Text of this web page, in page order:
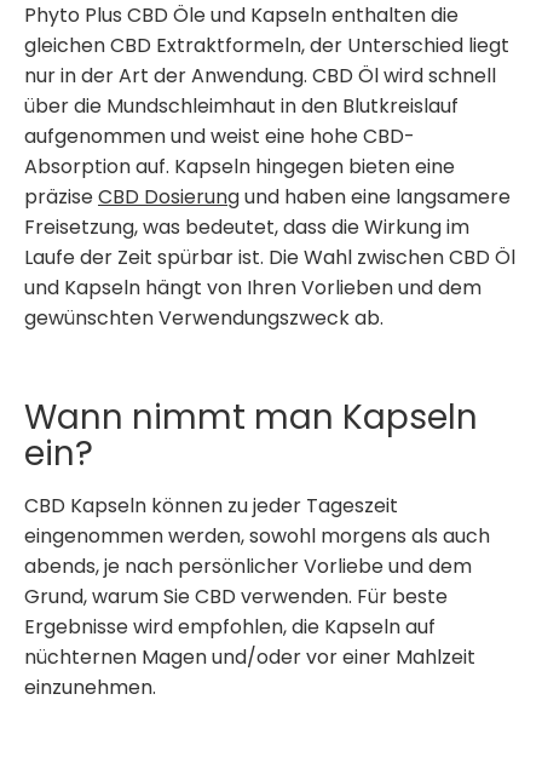
Phyto Plus CBD Öle und Kapseln enthalten die
gleichen CBD Extraktformeln, der Unterschied liegt
nur in der Art der Anwendung. CBD Öl wird schnell
über die Mundschleimhaut in den Blutkreislauf
aufgenommen und weist eine hohe CBD-
Absorption auf. Kapseln hingegen bieten eine
präziseCBD Dosierungund haben eine langsamere
Freisetzung, was bedeutet, dass die Wirkung im
Laufe der Zeit spürbar ist. Die Wahl zwischen CBD Öl
und Kapseln hängt von Ihren Vorlieben und dem
gewünschten Verwendungszweck ab.
Wann nimmt man Kapseln
ein?
CBD Kapseln können zu jeder Tageszeit
eingenommen werden, sowohl morgens als auch
abends, je nach persönlicher Vorliebe und dem
Grund, warum Sie CBD verwenden. Für beste
Ergebnisse wird empfohlen, die Kapseln auf
nüchternen Magen und/oder vor einer Mahlzeit
einzunehmen.